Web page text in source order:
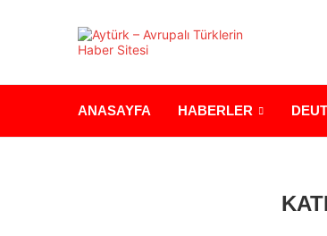
ANASAYFA HABERLER